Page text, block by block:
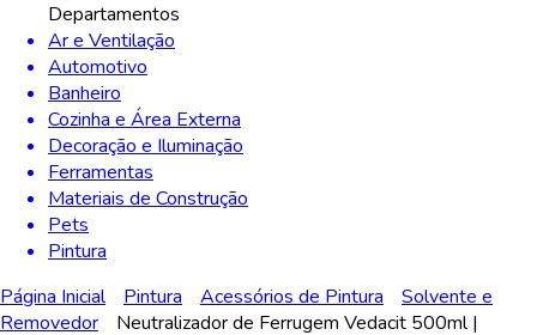
Departamentos
Ar e Ventilação
Automotivo
Banheiro
Cozinha e Área Externa
Decoração e Iluminação
Ferramentas
Materiais de Construção
Pets
Pintura
Página Inicial
Pintura Acessórios de Pintura
Solvente e
Removedor
Neutralizador de Ferrugem Vedacit 500ml |